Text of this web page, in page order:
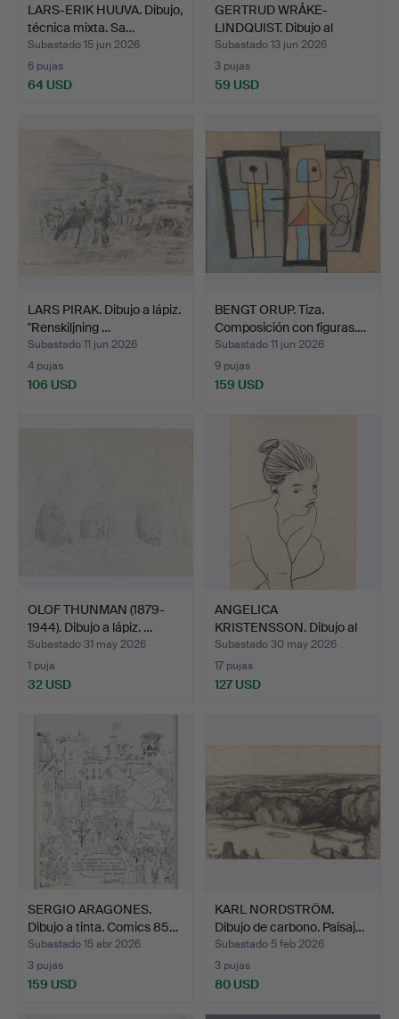
LARS-ERIK HUUVA. Dibujo,
técnica mixta. Sa…
Subastado 15 jun 2026
6 pujas
64 USD
GERTRUD WRÅKE-
LINDQUIST. Dibujo al
carbonc…
Subastado 13 jun 2026
3 pujas
59 USD
LARS PIRAK. Dibujo a lápiz.
"Renskiljning …
Subastado 11 jun 2026
4 pujas
106 USD
BENGT ORUP. Tiza.
Composición con figuras.…
Subastado 11 jun 2026
9 pujas
159 USD
OLOF THUNMAN (1879-
1944). Dibujo a lápiz. …
Subastado 31 may 2026
1 puja
32 USD
ANGELICA
KRISTENSSON. Dibujo al
carboncill…
Subastado 30 may 2026
17 pujas
127 USD
SERGIO ARAGONES.
Dibujo a tinta. Comics 85…
Subastado 15 abr 2026
3 pujas
159 USD
KARL NORDSTRÖM.
Dibujo de carbono. Paisaj…
Subastado 5 feb 2026
3 pujas
80 USD